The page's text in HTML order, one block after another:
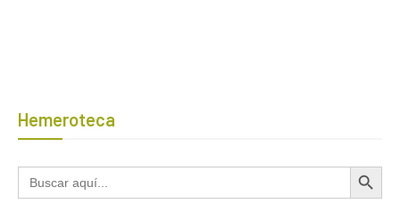
Hemeroteca
Buscar: Botón de